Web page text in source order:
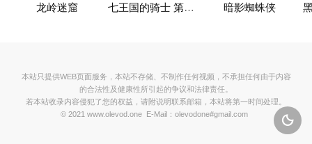
龙岭迷窟 七王国的骑士 第一季 暗影蜘蛛侠

本站只提供WEB页面服务，本站不存储、不制作任何视频，不承担任何由于内容
的合法性及健康性所引起的争议和法律责任。
若本站收录内容侵犯了您的权益，请附说明联系邮箱，本站将第一时间处理。
© 2021 www.olevod.one E-Mail：olevodone#gmail.com